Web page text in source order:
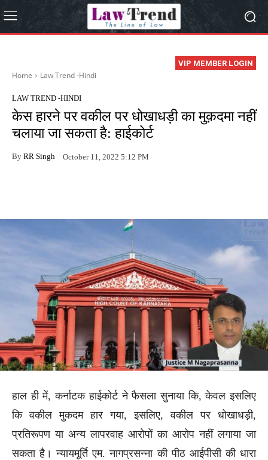
VIP MEMBER LOGIN
Home Law Trend -Hindi
LAW TREND -HINDI
केस हारने पर वकील पर धोखाधड़ी का मुक़दमा नहीं
चलाया जा सकता है: हाईकोर्ट
By RR Singh October 11, 2022 5:12 PM
हाल ही में, कर्नाटक हाईकोर्ट ने फैसला सुनाया कि, केवल इसलिए
कि वकील मुकदम हार गया, इसलिए, वकील पर धोखाधड़ी,
प्रतिरूपण या अन्य लापरवाह आरोपों का आरोप नहीं लगाया जा
सकता है। न्यायमूर्ति एम. नागप्रसन्ना की पीठ आईपीसी की धारा